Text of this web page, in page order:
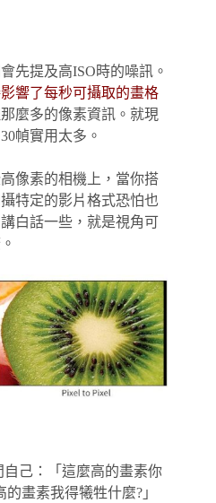
先提及高ISO時的噪訊。
響了每秒可攝取的畫格
麼多的像素資訊。就現
幀實用太多。
像素的相機上，當你搭
特定的影片格式恐怕也
白話一些，就是視角可
己：「這麼高的畫素你
畫素我得犧牲什麼?」